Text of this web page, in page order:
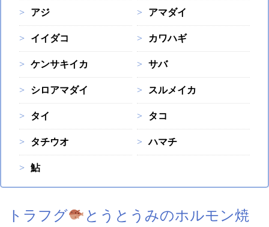
アジ アマダイ
イイダコ カワハギ
ケンサキイカ サバ
シロアマダイ スルメイカ
タイ タコ
タチウオ ハマチ
鮎
トラフグ
とうとうみのホルモン焼